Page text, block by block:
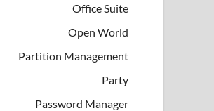
Office Suite
Open World
Partition Management
Party
Password Manager